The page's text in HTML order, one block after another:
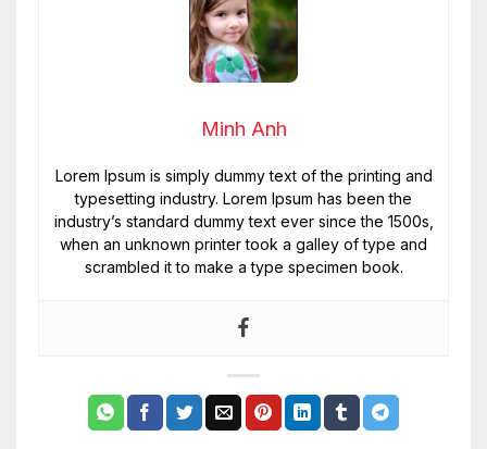
Minh Anh
Lorem Ipsum is simply dummy text of the printing and
typesetting industry. Lorem Ipsum has been the
industry’s standard dummy text ever since the 1500s,
when an unknown printer took a galley of type and
scrambled it to make a type specimen book.